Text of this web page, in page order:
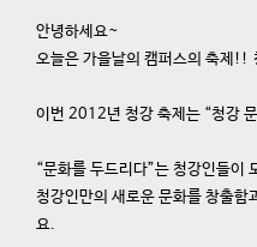
안녕하세요~
오늘은 가을날의 캠퍼스의 축제!!
이번 2012년 청강 축제는 “청강
“문화를 두드리다”는 청강인들이
청강인만의 새로운 문화를 창출함
요.